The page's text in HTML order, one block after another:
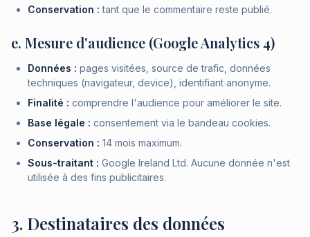
Conservation : tant que le commentaire reste publié.
e. Mesure d'audience (Google Analytics 4)
Données : pages visitées, source de trafic, données
techniques (navigateur, device), identifiant anonyme.
Finalité : comprendre l'audience pour améliorer le site.
Base légale : consentement via le bandeau cookies.
Conservation : 14 mois maximum.
Sous-traitant : Google Ireland Ltd. Aucune donnée n'est
utilisée à des fins publicitaires.
3. Destinataires des données